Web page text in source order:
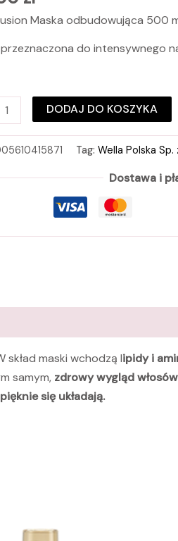
Maska odbudowująca 500
do intensywnego
DODAJ DO KOSZYKA
Tag:Wella Polska Sp.
Dostawa i
skład maski wchodzą lipidy i
samym, zdrowy wygląd włosów
się układają.